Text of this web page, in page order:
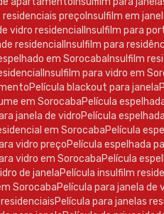
residenciais preço Insulfilm em
vidro residencial Insulfilm para
residencial Insulfilm para
em Sorocaba Insulfilm
Insulfilm para vidro em
Película blackout para janela
em Sorocaba
Película
janela de vidro
Película
em Sorocaba
Película
vidro preço
Película espelhada
vidro em Sorocaba
Película
de janela
Película insulfilm
Sorocaba
Película para janela de
residenciais
Película para janelas